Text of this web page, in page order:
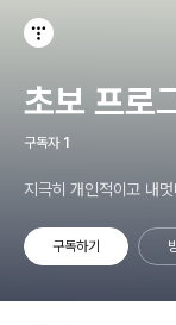
초보 프로
구독자 1
지극히 개인적이고 내
구독하기